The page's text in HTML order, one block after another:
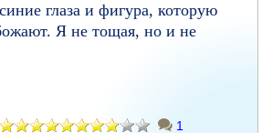
глаза и фигура, которую
Я не тощая, но и не
1